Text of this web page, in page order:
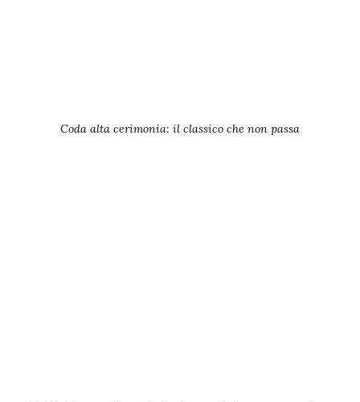
Coda alta cerimonia: il classico che non passa